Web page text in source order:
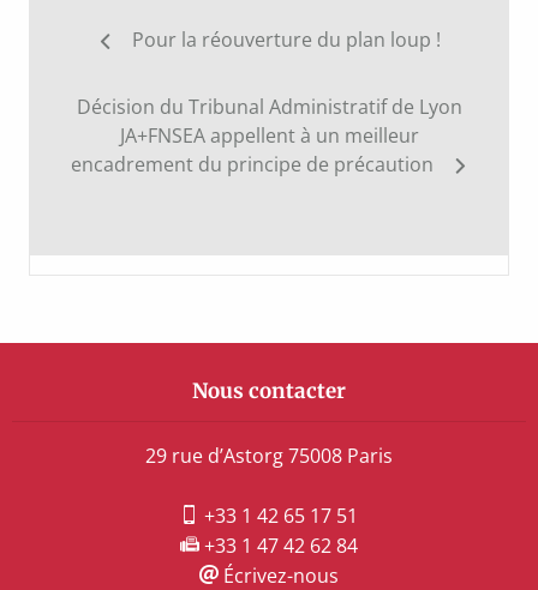
Navigation
l’article
Pour la réouverture du plan loup !
Décision du Tribunal Administratif de Lyon
JA+FNSEA appellent à un meilleur
encadrement du principe de précaution
Nous contacter
29 rue d’Astorg 75008 Paris
+33 1 42 65 17 51
+33 1 47 42 62 84
Écrivez-nous